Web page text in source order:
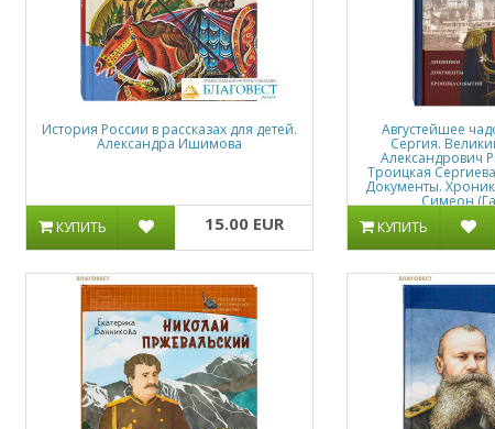
История России в рассказах для детей.
Александра Ишимова
КУПИТЬ 15.00 EUR
Августейшее
Сергия.
Александрович
Троицкая
Документы.
Симеон
КУПИТЬ